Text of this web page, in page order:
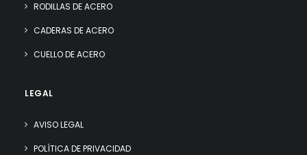
RODILLAS DE ACERO
CADERAS DE ACERO
CUELLO DE ACERO
LEGAL
AVISO LEGAL
POLÍTICA DE PRIVACIDAD